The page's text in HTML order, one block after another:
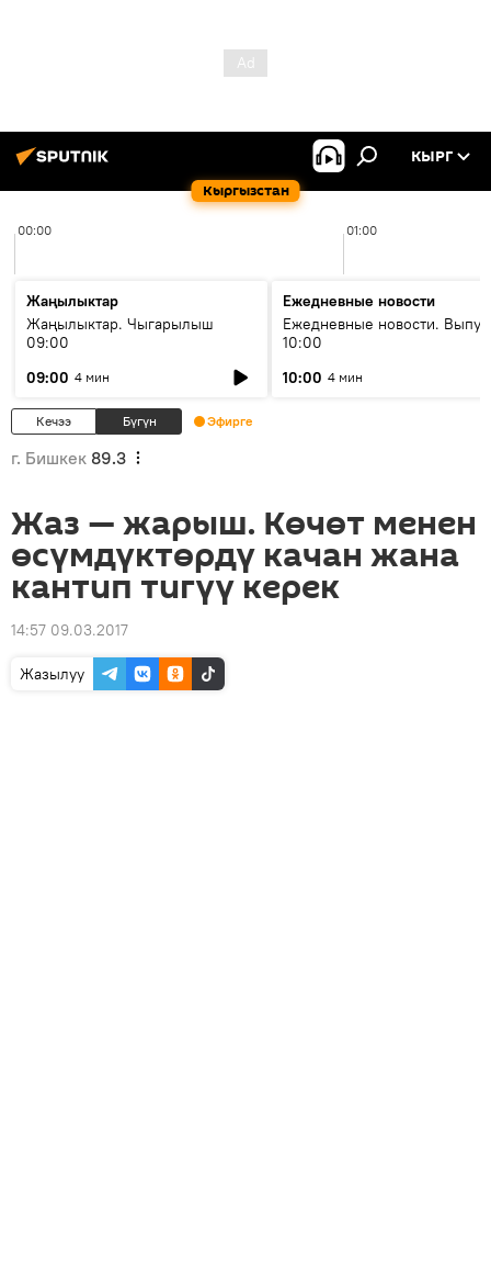
Кыргызстан
КЫРГ
00:00 01:00
Жаңылыктар
Жаңылыктар. Чыгарылыш
09:00
09:00 4 мин
Ежедневные новости
Ежедневные новости.
10:00
10:00 4 мин
Кечээ Бүгүн Эфирге
г. Бишкек 89.3
Жаз — жарыш. Көчөт менен
өсүмдүктөрдү качан жана
кантип тигүү керек
14:57 09.03.2017
Жазылуу